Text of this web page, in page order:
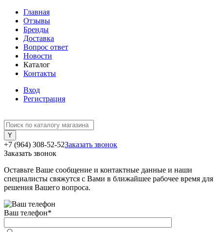
Главная
Отзывы
Бренды
Доставка
Вопрос ответ
Новости
Каталог
Контакты
Вход
Регистрация
+7 (964) 308-52-52Заказать звонок
Заказать звонок
Оставьте Ваше сообщение и контактные данные и наши
специалисты свяжутся с Вами в ближайшее рабочее время для
решения Вашего вопроса.
Ваш телефон*